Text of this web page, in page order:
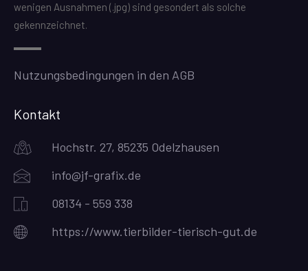
wenigen Ausnahmen (.jpg) sind gesondert als solche
gekennzeichnet.
Nutzungsbedingungen in den AGB
Kontakt
Hochstr. 27, 85235 Odelzhausen
info@jf-grafix.de
08134 - 559 338
https://www.tierbilder-tierisch-gut.de